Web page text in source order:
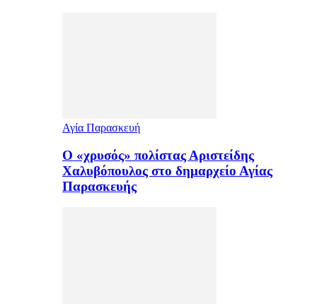
Αγία Παρασκευή
Ο «χρυσός» πολίστας Αριστείδης
Χαλυβόπουλος στο δημαρχείο Αγίας
Παρασκευής